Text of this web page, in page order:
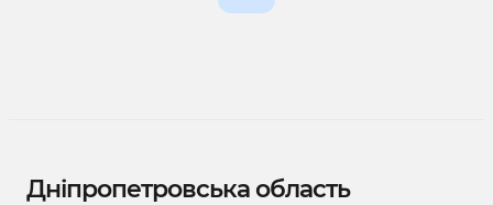
Дніпропетровська область